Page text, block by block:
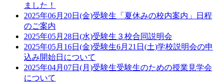
ました！
2025年06月20日(金)受験生 「夏休みの校内案内」日程
のご案内
2025年05月28日(水)受験生 ３校合同説明会
2025年05月16日(金)受験生6月21日(土)学校説明会の申
込み開始日について
2025年04月07日(月)受験生受験生のための授業見学会
について